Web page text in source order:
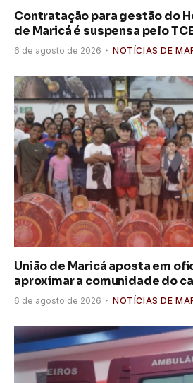
Contratação para gestão do
de Maricá é suspensa pelo
6 de agosto de 2026 NOTÍCIAS DE
União de Maricá aposta em
aproximar a comunidade do
6 de agosto de 2026 NOTÍCIAS DE